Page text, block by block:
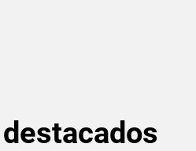
destacados